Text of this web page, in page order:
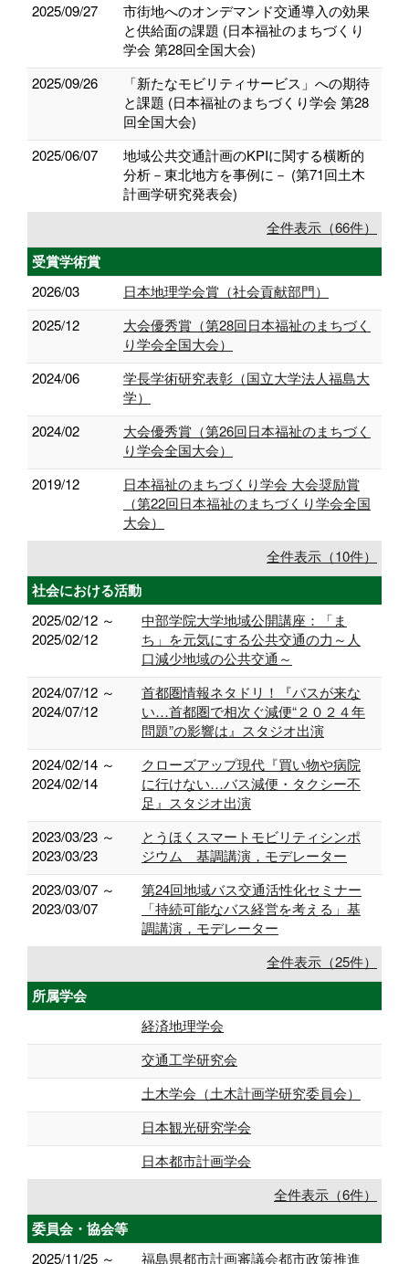
2025/09/27
市街地へのオンデマンド交通導入の効果
と供給面の課題 (日本福祉のまちづくり
学会 第28回全国大会)
2025/09/26
「新たなモビリティサービス」への期待
と課題 (日本福祉のまちづくり学会 第28
回全国大会)
2025/06/07
地域公共交通計画のKPIに関する横断的
分析－東北地方を事例に－ (第71回土木
計画学研究発表会)
全件表示（66件）
受賞学術賞
2026/03
日本地理学会賞（社会貢献部門）
2025/12
大会優秀賞（第28回日本福祉のまちづく
り学会全国大会）
2024/06
学長学術研究表彰（国立大学法人福島大
学）
2024/02
大会優秀賞（第26回日本福祉のまちづく
り学会全国大会）
2019/12
日本福祉のまちづくり学会 大会奨励賞
（第22回日本福祉のまちづくり学会全国
大会）
全件表示（10件）
社会における活動
2025/02/12 ～
2025/02/12
中部学院大学地域公開講座：「ま
ち」を元気にする公共交通の力～人
口減少地域の公共交通～
2024/07/12 ～
2024/07/12
首都圏情報ネタドリ！『バスが来な
い…首都圏で相次ぐ減便“２０２４年
問題”の影響は』スタジオ出演
2024/02/14 ～
2024/02/14
クローズアップ現代『買い物や病院
に行けない…バス減便・タクシー不
足』スタジオ出演
2023/03/23 ～
2023/03/23
とうほくスマートモビリティシンポ
ジウム 基調講演，モデレーター
2023/03/07 ～
2023/03/07
第24回地域バス交通活性化セミナー
「持続可能なバス経営を考える」基
調講演，モデレーター
全件表示（25件）
所属学会
経済地理学会
交通工学研究会
土木学会（土木計画学研究委員会）
日本観光研究学会
日本都市計画学会
全件表示（6件）
委員会・協会等
2025/11/25 ～ 福島県都市計画審議会都市政策推進